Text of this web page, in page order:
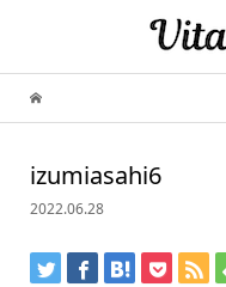
izumiasahi6
2022.06.28